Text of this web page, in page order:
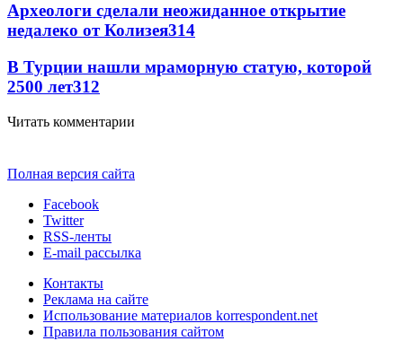
Археологи сделали неожиданное открытие
недалеко от Колизея314
В Турции нашли мраморную статую, которой
2500 лет312
Читать комментарии
Полная версия сайта
Facebook
Twitter
RSS-ленты
E-mail рассылка
Контакты
Реклама на сайте
Использование материалов korrespondent.net
Правила пользования сайтом